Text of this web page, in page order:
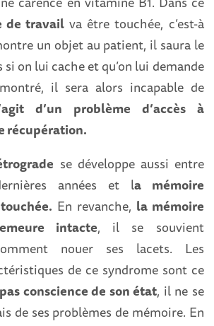
de travail va être touchée, c’est-à
un objet au patient, il saura le
on lui cache et qu’on lui demande
il sera alors incapable de
d’un problème d’accès à
récupération.
se développe aussi entre
années et la mémoire
En revanche, la mémoire
intacte, il se souvient
nouer ses lacets. Les
de ce syndrome sont ce
conscience de son état, il ne se
de ses problèmes de mémoire. En